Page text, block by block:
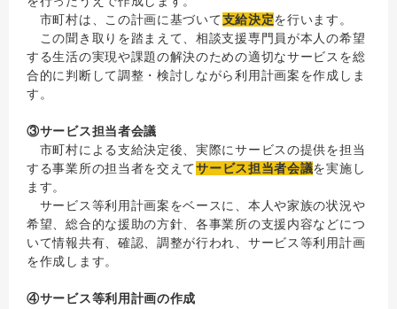
市町村は、この計画に基づいて支給決定を行います。
この聞き取りを踏まえて、相談支援専門員が本人の希望
する生活の実現や課題の解決のための適切なサービスを総
合的に判断して調整・検討しながら利用計画案を作成しま
す。
③サービス担当者会議
市町村による支給決定後、実際にサービスの提供を担当
する事業所の担当者を交えてサービス担当者会議を実施し
ます。
サービス等利用計画案をベースに、本人や家族の状況や
希望、総合的な援助の方針、各事業所の支援内容などにつ
いて情報共有、確認、調整が行われ、サービス等利用計画
を作成します。
④サービス等利用計画の作成